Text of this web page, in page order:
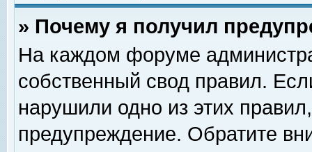
» Почему я получил
На каждом форуме
собственный свод правил.
нарушили одно из этих
предупреждение. Обратите